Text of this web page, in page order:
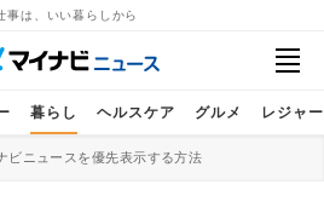
事は、いい暮らしから
暮らし ヘルスケア グルメ レジャー
ビニュースを優先表示する方法